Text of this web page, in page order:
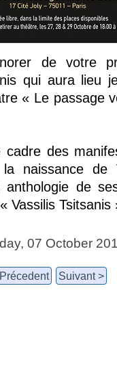
de votre
qui aura lieu
« Le passage
des
naissance de
anthologie de
Vassilis Tsitsanis
07 October
Suivant >